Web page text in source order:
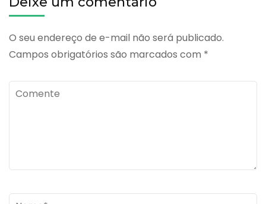
O seu endereço de e-mail não será publicado.
Campos obrigatórios são marcados com *
Comente